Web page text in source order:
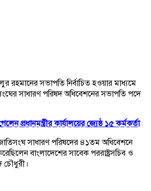
রহমানের সভাপতি নির্বাচিত হওয়ার মাধ্যমে
সাধারণ পরিষদ অধিবেশনের সভাপতি পদে
প্রধানমন্ত্রীর কার্যালয়ের জ্যেষ্ঠ ১৫ কর্মকর্তা
সাধারণ পরিষদের ৪১তম অধিবেশনে
বাংলাদেশের সাবেক পররাষ্ট্রসচিব ও
চৌধুরী।